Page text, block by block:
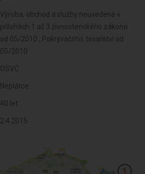
Výroba, obchod a služby neuvedené v
přílohách 1 až 3 živnostenského zákona
od 05/2010 , Pokrývačství, tesařství od
05/2010
OSVČ
Neplátce
40 let
2.4.2015